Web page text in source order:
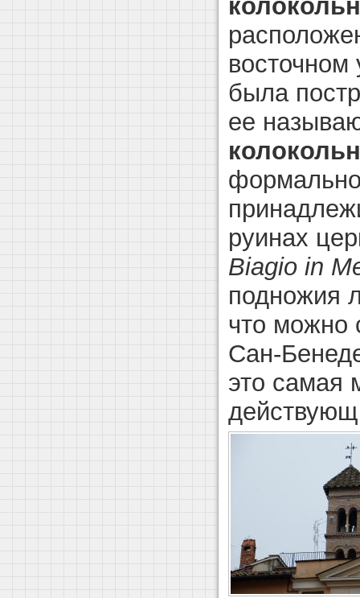
восточном
была
ее
руинах
Biagio in
подножия
что можно
Сан-
это самая